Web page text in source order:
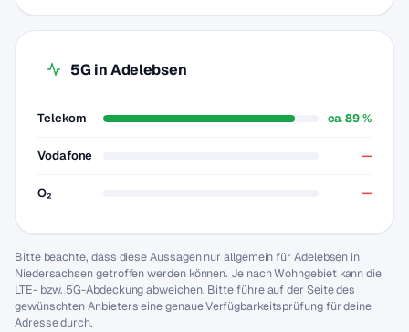
5G in Adelebsen
Telekom ca. 89 %
Vodafone —
O₂ —
Bitte beachte, dass diese Aussagen nur allgemein für Adelebsen in
Niedersachsen getroffen werden können. Je nach Wohngebiet kann die
LTE- bzw. 5G-Abdeckung abweichen. Bitte führe auf der Seite des
gewünschten Anbieters eine genaue Verfügbarkeitsprüfung für deine
Adresse durch.